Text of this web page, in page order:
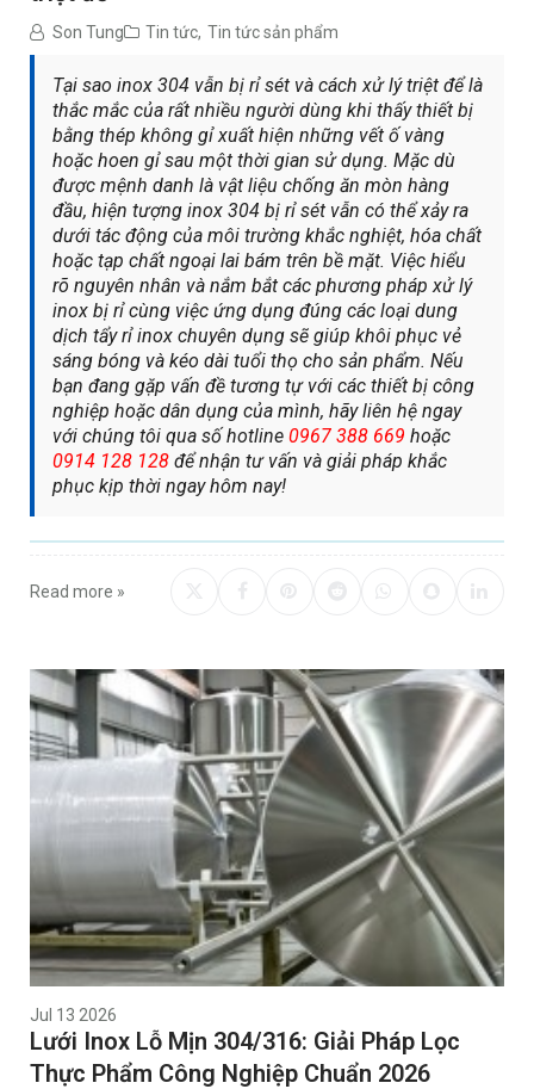
Son Tung Tin tức, Tin tức sản phẩm
Tại sao inox 304 vẫn bị rỉ sét và cách xử lý triệt để là
thắc mắc của rất nhiều người dùng khi thấy thiết bị
bằng thép không gỉ xuất hiện những vết ố vàng
hoặc hoen gỉ sau một thời gian sử dụng. Mặc dù
được mệnh danh là vật liệu chống ăn mòn hàng
đầu, hiện tượng inox 304 bị rỉ sét vẫn có thể xảy ra
dưới tác động của môi trường khắc nghiệt, hóa chất
hoặc tạp chất ngoại lai bám trên bề mặt. Việc hiểu
rõ nguyên nhân và nắm bắt các phương pháp xử lý
inox bị rỉ cùng việc ứng dụng đúng các loại dung
dịch tẩy rỉ inox chuyên dụng sẽ giúp khôi phục vẻ
sáng bóng và kéo dài tuổi thọ cho sản phẩm. Nếu
bạn đang gặp vấn đề tương tự với các thiết bị công
nghiệp hoặc dân dụng của mình, hãy liên hệ ngay
với chúng tôi qua số hotline 0967 388 669 hoặc
0914 128 128 để nhận tư vấn và giải pháp khắc
phục kịp thời ngay hôm nay!
Read more »
Jul 13 2026
Lưới Inox Lỗ Mịn 304/316: Giải Pháp Lọc
Thực Phẩm Công Nghiệp Chuẩn 2026